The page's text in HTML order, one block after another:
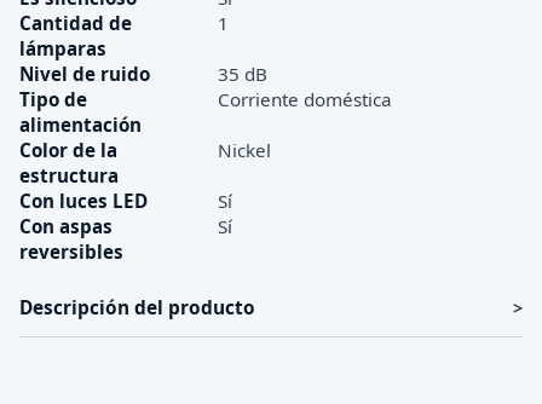
Cantidad de
lámparas
1
Nivel de ruido
35 dB
Tipo de
alimentación
Corriente doméstica
Color de la
estructura
Nickel
Con luces LED
Sí
Con aspas
reversibles
Sí
Descripción del producto